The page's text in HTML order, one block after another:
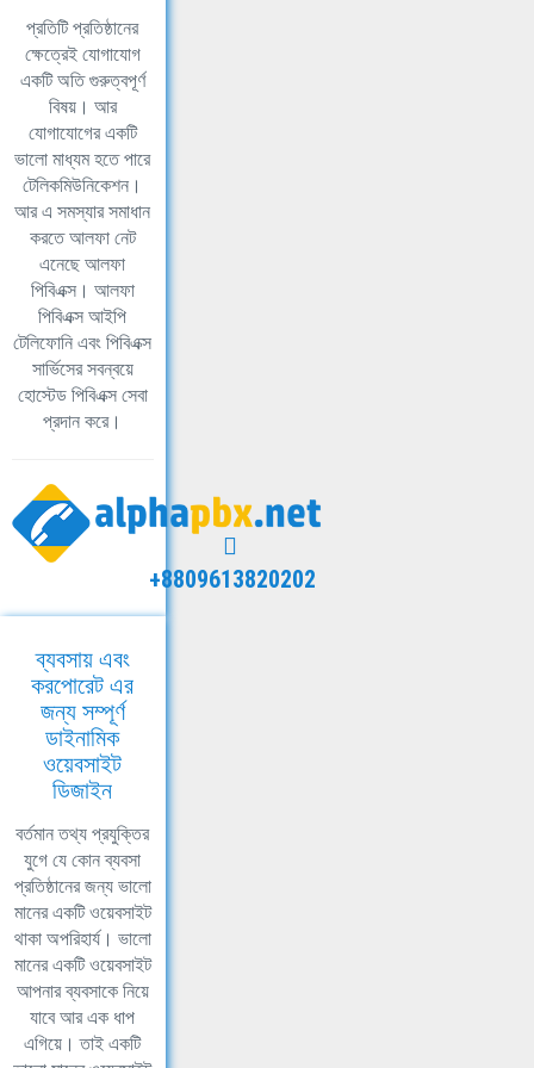
প্রতিটি প্রতিষ্ঠানের
ক্ষেত্রেই যোগাযোগ
একটি অতি গুরুত্বপূর্ণ
বিষয়। আর
যোগাযোগের একটি
ভালো মাধ্যম হতে পারে
টেলিকমিউনিকেশন।
আর এ সমস্যার সমাধান
করতে আলফা নেট
এনেছে আলফা
পিবিএক্স। আলফা
পিবিএক্স আইপি
টেলিফোনি এবং পিবিএক্স
সার্ভিসের সবন্বয়ে
হোস্টেড পিবিএক্স সেবা
প্রদান করে।
+8809613820202
ব্যবসায় এবং
করপোরেট এর
জন্য সম্পূর্ণ
ডাইনামিক
ওয়েবসাইট
ডিজাইন
বর্তমান তথ্য প্রযুক্তির
যুগে যে কোন ব্যবসা
প্রতিষ্ঠানের জন্য ভালো
মানের একটি ওয়েবসাইট
থাকা অপরিহার্য। ভালো
মানের একটি ওয়েবসাইট
আপনার ব্যবসাকে নিয়ে
যাবে আর এক ধাপ
এগিয়ে। তাই একটি